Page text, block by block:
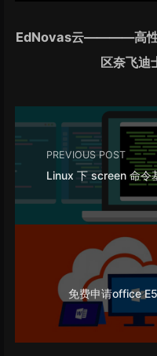
EdNovas云————高性
区奈飞迪
PREVIOUS POST
Linux 下 screen 命令
免费申请office